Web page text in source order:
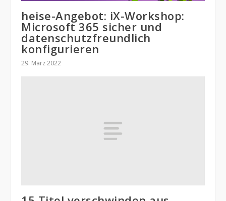
heise-Angebot: iX-Workshop:
Microsoft 365 sicher und
datenschutzfreundlich
konfigurieren
29. März 2022